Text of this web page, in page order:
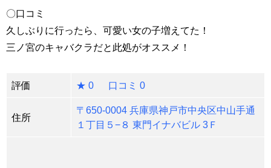
〇口コミ
久しぶりに行ったら、可愛い女の子増えてた！
三ノ宮のキャバクラだと此処がオススメ！
評価 ★ 0 口コミ 0
住所
〒650-0004 兵庫県神戸市中央区中山手通
１丁目５−８ 東門イナバビル 3Ｆ